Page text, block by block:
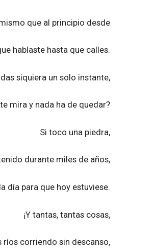
que al principio desde
hablaste hasta que calles.
siquiera un solo instante,
mira y nada ha de quedar?
Si toco una piedra,
durante miles de años,
día para que hoy estuviese.
¡Y tantas, tantas cosas,
ríos corriendo sin descanso,